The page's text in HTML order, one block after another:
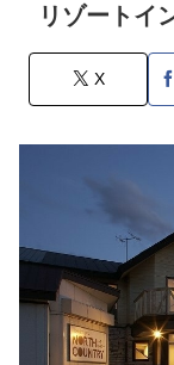
リゾートイ
X